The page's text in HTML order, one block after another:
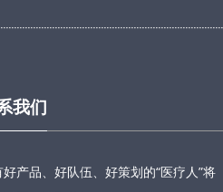
我们
产品、好队伍、好策划的“医疗人”将